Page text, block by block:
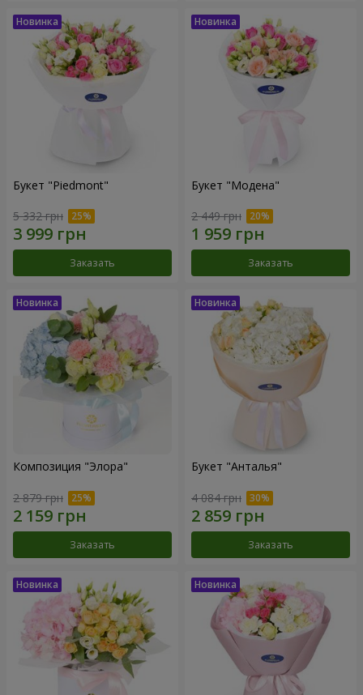
Букет "Piedmont"
5 332 грн
Заказать
Букет "Модена"
2 449 грн
Заказать
Композиция "Элора"
2 879 грн
Заказать
Букет "Анталья"
4 084 грн
Заказать